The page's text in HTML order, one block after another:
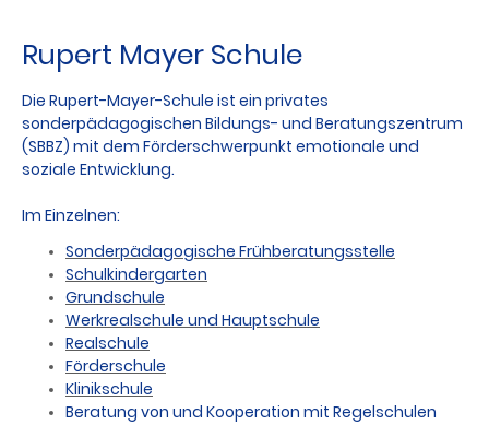
Rupert Mayer Schule
Die Rupert-Mayer-Schule ist ein privates
sonderpädagogischen Bildungs- und Beratungszentrum
(SBBZ) mit dem Förderschwerpunkt emotionale und
soziale Entwicklung.
Im Einzelnen:
Sonderpädagogische Frühberatungsstelle
Schulkindergarten
Grundschule
Werkrealschule und Hauptschule
Realschule
Förderschule
Klinikschule
Beratung von und Kooperation mit Regelschulen